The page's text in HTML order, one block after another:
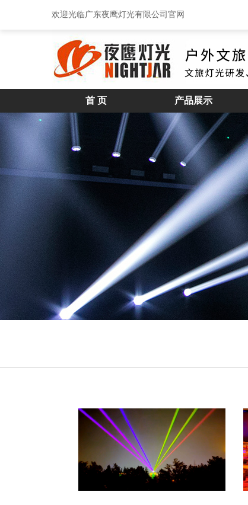
欢迎光临广东夜鹰灯光有限公司官网
首 页 产品展示